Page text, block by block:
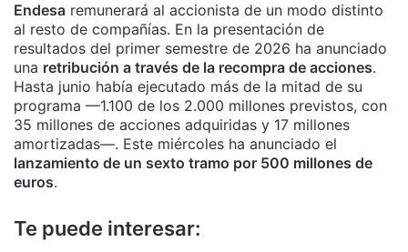
Endesa remunerará al accionista de un modo distinto
al resto de compañías. En la presentación de
resultados del primer semestre de 2026 ha anunciado
una retribución a través de la recompra de acciones.
Hasta junio había ejecutado más de la mitad de su
programa —1.100 de los 2.000 millones previstos, con
35 millones de acciones adquiridas y 17 millones
amortizadas—. Este miércoles ha anunciado el
lanzamiento de un sexto tramo por 500 millones de
euros.
Te puede interesar: